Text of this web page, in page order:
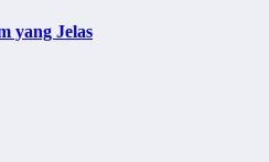
yang Jelas